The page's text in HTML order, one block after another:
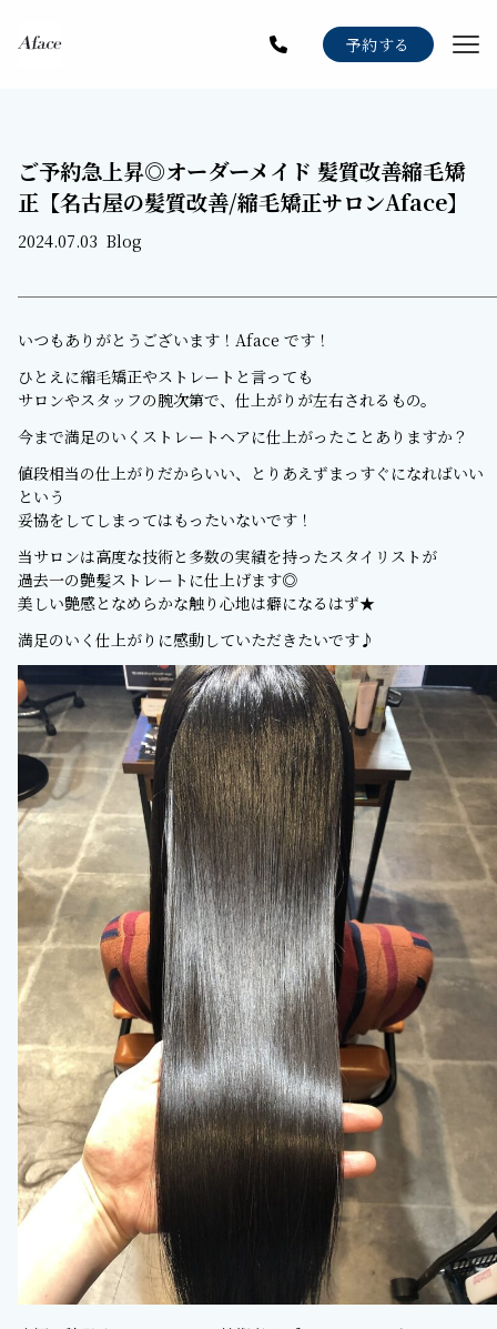
予約する
Blog
News
ご予約急上昇◎オーダーメイド 髪質改善縮毛矯
正【名古屋の髪質改善/縮毛矯正サロンAface】
2024.07.03 Blog
いつもありがとうございます！Aface です！
ひとえに縮毛矯正やストレートと言っても
サロンやスタッフの腕次第で、仕上がりが左右されるもの。
今まで満足のいくストレートヘアに仕上がったことありますか？
値段相当の仕上がりだからいい、とりあえずまっすぐになればいい
という
妥協をしてしまってはもったいないです！
当サロンは高度な技術と多数の実績を持ったスタイリストが
過去一の艶髪ストレートに仕上げます◎
美しい艶感となめらかな触り心地は癖になるはず★
満足のいく仕上がりに感動していただきたいです♪